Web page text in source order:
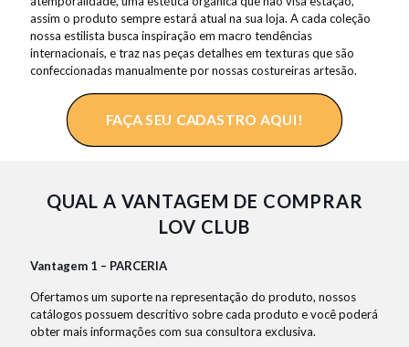
assim o produto sempre estará atual na sua loja. A cada coleção
nossa estilista busca inspiração em macro tendências
internacionais, e traz nas peças detalhes em texturas que são
confeccionadas manualmente por nossas costureiras artesão.
FAÇA SEU CADASTRO AQUI!
QUAL A VANTAGEM DE COMPRAR
LOV CLUB
Vantagem 1 – PARCERIA
Ofertamos um suporte na representação do produto, nossos
catálogos possuem descritivo sobre cada produto e você poderá
obter mais informações com sua consultora exclusiva.